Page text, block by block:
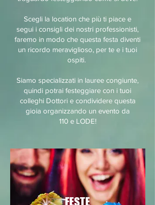
Scegli la location che più ti piace e
segui i consigli dei nostri professionisti,
faremo in modo che questa festa diventi
un ricordo meraviglioso, per te e i tuoi
ospiti.
Siamo specializzati in lauree congiunte,
quindi potrai festeggiare con i tuoi
colleghi Dottori e condividere questa
gioia organizzando un evento da
110 e LODE!
FESTE